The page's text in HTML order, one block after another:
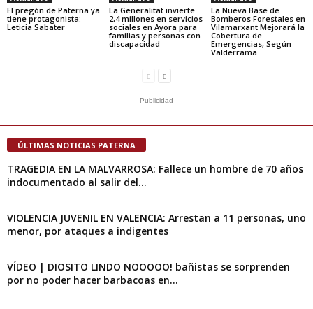
El pregón de Paterna ya
tiene protagonista:
Leticia Sabater
La Generalitat invierte
2,4 millones en servicios
sociales en Ayora para
familias y personas con
discapacidad
La Nueva Base de
Bomberos Forestales en
Vilamarxant Mejorará la
Cobertura de
Emergencias, Según
Valderrama
- Publicidad -
ÚLTIMAS NOTICIAS PATERNA
TRAGEDIA EN LA MALVARROSA: Fallece un hombre de 70 años
indocumentado al salir del...
VIOLENCIA JUVENIL EN VALENCIA: Arrestan a 11 personas, uno
menor, por ataques a indigentes
VÍDEO | DIOSITO LINDO NOOOOO! bañistas se sorprenden
por no poder hacer barbacoas en...